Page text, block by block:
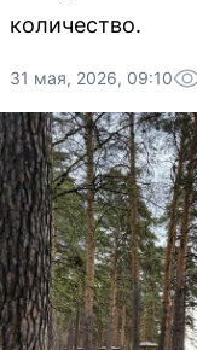
количество.
31 мая, 2026, 09:10